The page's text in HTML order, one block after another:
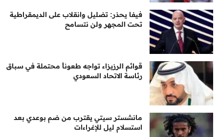
فيفا يحذر: تضليل وانقلاب على الديمقراطية
تحت المجهر ولن نتسامح
قوائم الرزيزاء تواجه طعوناً محتملة في سباق
رئاسة الاتحاد السعودي
مانشستر سيتي يقترب من ضم بوعدي بعد
استسلام ليل للإغراءات